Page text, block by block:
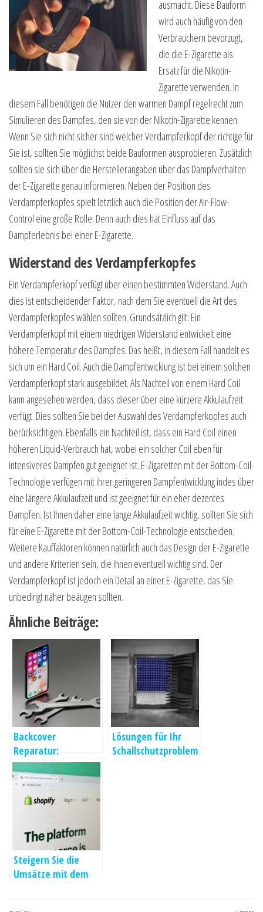
ausmacht. Diese Bauform
wird auch häufig von den
Verbrauchern bevorzugt,
die die E-Zigarette als
Ersatz für die Nikotin-
Zigarette verwenden. In
diesem Fall benötigen die Nutzer den warmen Dampf regelrecht zum
Simulieren des Dampfes, den sie von der Nikotin-Zigarette kennen.
Wenn Sie sich nicht sicher sind welcher Verdampferkopf der richtige für
Sie ist, sollten Sie möglichst beide Bauformen ausprobieren. Zusätzlich
sollten sie sich über die Herstellerangaben über das Dampfverhalten
der E-Zigarette genau informieren. Neben der Position des
Verdampferkopfes spielt letztlich auch die Position der Air-Flow-
Control eine große Rolle. Denn auch dies hat Einfluss auf das
Dampferlebnis bei einer E-Zigarette.
Widerstand des Verdampferkopfes
Ein Verdampferkopf verfügt über einen bestimmten Widerstand. Auch
dies ist entscheidender Faktor, nach dem Sie eventuell die Art des
Verdampferkopfes wählen sollten. Grundsätzlich gilt: Ein
Verdampferkopf mit einem niedrigen Widerstand entwickelt eine
höhere Temperatur des Dampfes. Das heißt, in diesem Fall handelt es
sich um ein Hard Coil. Auch die Dampfentwicklung ist bei einem solchen
Verdampferkopf stark ausgebildet. Als Nachteil von einem Hard Coil
kann angesehen werden, dass dieser über eine kürzere Akkulaufzeit
verfügt. Dies sollten Sie bei der Auswahl des Verdampferkopfes auch
berücksichtigen. Ebenfalls ein Nachteil ist, dass ein Hard Coil einen
höheren Liquid-Verbrauch hat, wobei ein solcher Coil eben für
intensiveres Dampfen gut geeignet ist. E-Zigaretten mit der Bottom-Coil-
Technologie verfügen mit ihrer geringeren Dampfentwicklung indes über
eine längere Akkulaufzeit und ist geeignet für ein eher dezentes
Dampfen. Ist Ihnen daher eine lange Akkulaufzeit wichtig, sollten Sie sich
für eine E-Zigarette mit der Bottom-Coil-Technologie entscheiden.
Weitere Kauffaktoren können natürlich auch das Design der E-Zigarette
und andere Kriterien sein, die Ihnen eventuell wichtig sind. Der
Verdampferkopf ist jedoch ein Detail an einer E-Zigarette, das Sie
unbedingt näher beäugen sollten.
Ähnliche Beiträge:
Backcover
Reparatur:
Erleichterung durch
Lasertechnologie
Lösungen für Ihr
Schallschutzproblem
Steigern Sie die
Umsätze mit dem